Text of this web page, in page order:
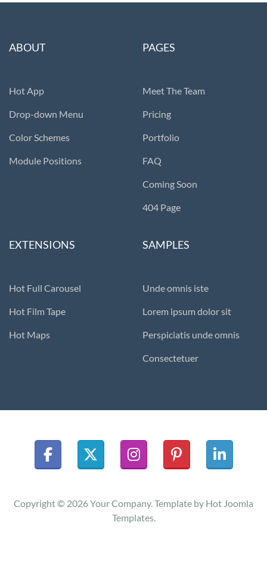
ABOUT
Hot App
Drop-down Menu
Color Schemes
Module Positions
PAGES
Meet The Team
Pricing
Portfolio
FAQ
Coming Soon
404 Page
EXTENSIONS
Hot Full Carousel
Hot Film Tape
Hot Maps
SAMPLES
Unde omnis iste
Lorem ipsum dolor sit
Perspiciatis unde omnis
Consectetuer
Copyright © 2026 Your Company. Template by Hot Joomla
Templates.